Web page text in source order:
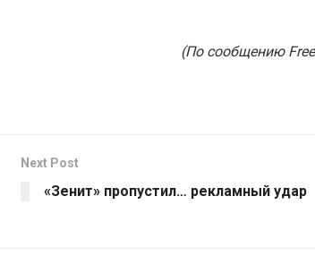
(По сообщению
Next Post
«Зенит» пропустил… рекламный удар